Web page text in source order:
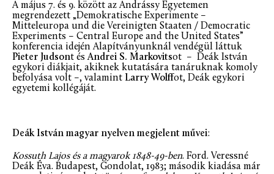
A május 7. és 9. között az Andrássy Egyetemen
megrendezett „Demokratische Experimente –
Mitteleuropa und die Vereinigten Staaten / Democratic
Experiments – Central Europe and the United States”
konferencia idején Alapítványunknál vendégül láttuk
Pieter Judsont ésAndrei S. Markovitsot – Deák István
egykori diákjait, akiknek kutatására tanáruknak komoly
befolyása volt –, valamint Larry Wolffot, Deák egykori
egyetemi kollégáját.
Deák István magyar nyelven megjelent művei:
Kossuth Lajos és a magyarok 1848-49-ben. Ford. Veressné
Deák Éva. Budapest, Gondolat, 1983; második kiadása már